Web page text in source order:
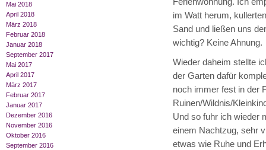
Mai 2018
April 2018
März 2018
Februar 2018
Januar 2018
September 2017
Mai 2017
April 2017
März 2017
Februar 2017
Januar 2017
Dezember 2016
November 2016
Oktober 2016
September 2016
im Watt herum,
Sand und ließen uns
wichtig? Keine Ahnung.
Wieder daheim stellte
der Garten dafür
noch immer fest in der
Ruinen/Wildnis/
Und so fuhr ich wieder
einem Nachtzug, sehr
etwas wie Ruhe und